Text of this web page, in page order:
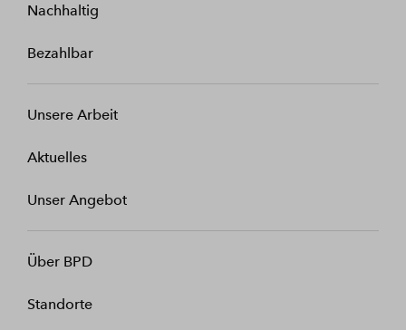
Nachhaltig
Bezahlbar
Unsere Arbeit
Aktuelles
Unser Angebot
Über BPD
Standorte